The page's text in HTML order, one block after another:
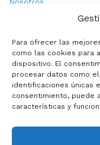
Para ofrecer las
como las cookies para
dispositivo. El
procesar datos como
identificaciones únicas
consentimiento, puede
características y
Nosotros
Política de Cookies
Contacto